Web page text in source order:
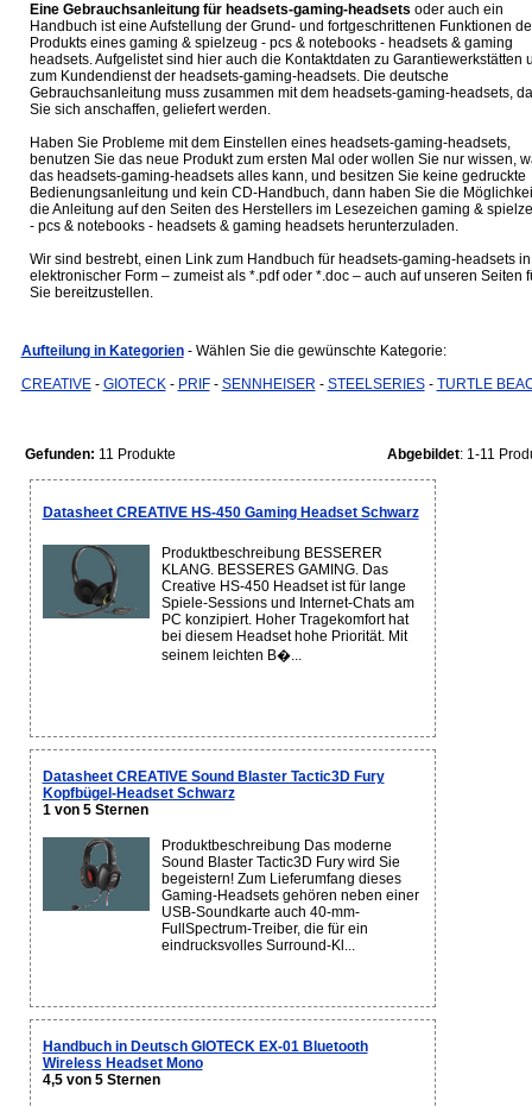
Eine Gebrauchsanleitung für headsets-gaming-headsets oder auch ein
Handbuch ist eine Aufstellung der Grund- und fortgeschrittenen Funktionen
Produkts eines gaming & spielzeug - pcs & notebooks - headsets & gaming
headsets. Aufgelistet sind hier auch die Kontaktdaten zu Garantiewerkstätten
zum Kundendienst der headsets-gaming-headsets. Die deutsche
Gebrauchsanleitung muss zusammen mit dem headsets-gaming-headsets,
Sie sich anschaffen, geliefert werden.
Haben Sie Probleme mit dem Einstellen eines headsets-gaming-headsets,
benutzen Sie das neue Produkt zum ersten Mal oder wollen Sie nur wissen,
das headsets-gaming-headsets alles kann, und besitzen Sie keine gedruckte
Bedienungsanleitung und kein CD-Handbuch, dann haben Sie die
die Anleitung auf den Seiten des Herstellers im Lesezeichen gaming &
- pcs & notebooks - headsets & gaming headsets herunterzuladen.
Wir sind bestrebt, einen Link zum Handbuch für headsets-gaming-headsets in
elektronischer Form – zumeist als *.pdf oder *.doc – auch auf unseren Seiten
Sie bereitzustellen.
Aufteilung in Kategorien - Wählen Sie die gewünschte Kategorie:
CREATIVE- GIOTECK- PRIF- SENNHEISER - STEELSERIES- TURTLE
Gefunden: 11 Produkte Abgebildet: 1-11
Datasheet CREATIVE HS-450 Gaming Headset Schwarz
Produktbeschreibung BESSERER
KLANG. BESSERES GAMING. Das
Creative HS-450 Headset ist für lange
Spiele-Sessions und Internet-Chats am
PC konzipiert. Hoher Tragekomfort hat
bei diesem Headset hohe Priorität. Mit
seinem leichten B�...
Datasheet CREATIVE Sound Blaster Tactic3D Fury
Kopfbügel-Headset Schwarz
1 von 5 Sternen
Produktbeschreibung Das moderne
Sound Blaster Tactic3D Fury wird Sie
begeistern! Zum Lieferumfang dieses
Gaming-Headsets gehören neben einer
USB-Soundkarte auch 40-mm-
FullSpectrum-Treiber, die für ein
eindrucksvolles Surround-Kl...
Handbuch in Deutsch GIOTECK EX-01 Bluetooth
Wireless Headset Mono
4,5 von 5 Sternen